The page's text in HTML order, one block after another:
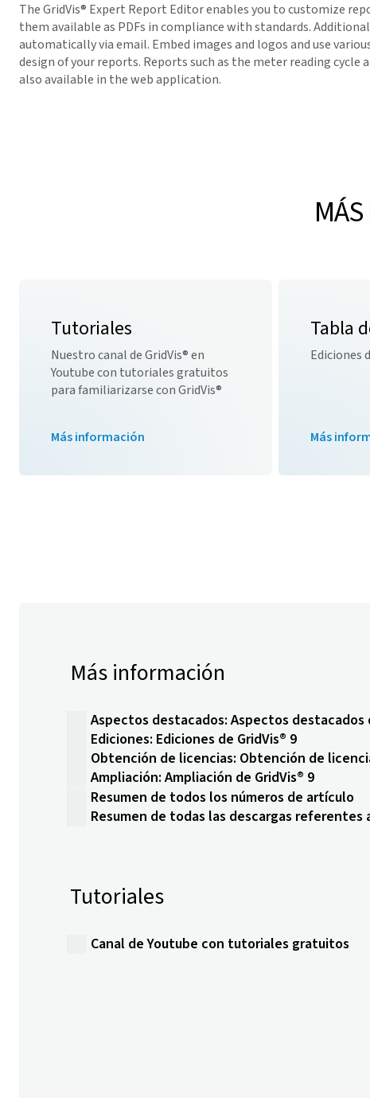
TheGridVis® Expert Report Editor enables you to customize
them available as PDFs in compliance with standards.
automatically via email. Embed images and logos and use
design of your reports. Reports such as the meter reading
also available in the web application.
Tutoriales
Nuestro canal deGridVis® en
Youtube con tutoriales gratuitos
para familiarizarse conGridVis®
Más información
Tabla
Ediciones
Más
Más información
Aspectos destacados: Aspectos destacados
Ediciones: Ediciones de GridVis® 9
Obtención de licencias: Obtención de
Ampliación: Ampliación de GridVis® 9
Resumen de todos los números de artículo
Resumen de todas las descargas referentes
Tutoriales
Canal de Youtube con tutoriales gratuitos